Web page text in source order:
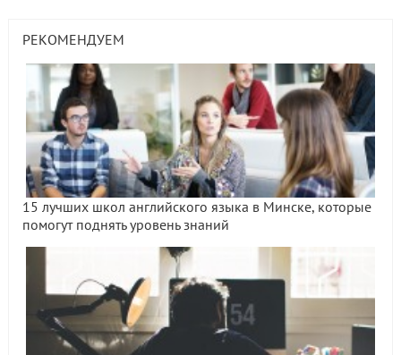
РЕКОМЕНДУЕМ
15 лучших школ английского языка в Минске, которые
помогут поднять уровень знаний